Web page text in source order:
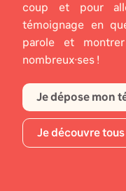
coup et pour
témoignage en
parole et
nombreux·ses !
Je dépose mon
Je découvre